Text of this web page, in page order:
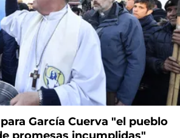
García Cuerva "el pueblo